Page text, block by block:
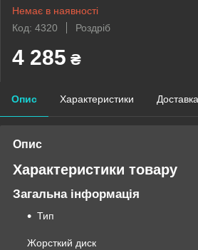
Немає в наявності
Код: 4320
Роздріб
4 285 ₴
Опис Характеристики Доставка
Опис
Характеристики товару
Загальна інформація
Тип
Жорсткий диск